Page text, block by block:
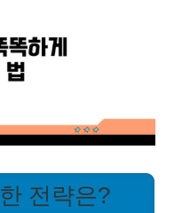
전략은?